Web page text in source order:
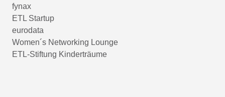
fynax
ETL Startup
eurodata
Women´s Networking Lounge
ETL-Stiftung Kinderträume